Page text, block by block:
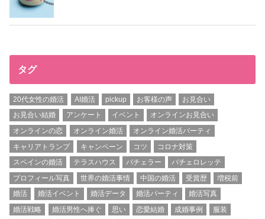
タグ
20代女性の婚活 AI婚活 pickup お客様の声
お見合い
お見合い結婚
アンケート イベント
オンラインお見合い
オンラインの恋
オンライン婚活
オンライン婚活パーティ
キャリアトランプ
キャンペーン コツ
コロナ対策
スペインの婚活
テラスハウス バチェラー
バチェロレッテ
プロフィール写真
世界の婚活事情 中国の婚活 受賞歴
増税前
婚活
婚活イベント 婚活データ 婚活パーティ
婚活写真
婚活戦略
婚活男性へ捧ぐ 思い 恋愛結婚 成婚事例
服装